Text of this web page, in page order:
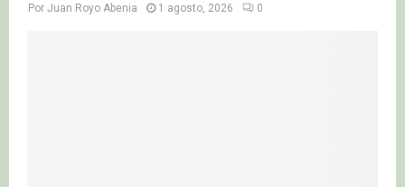
Por Juan Royo Abenia 1 agosto, 2026 0